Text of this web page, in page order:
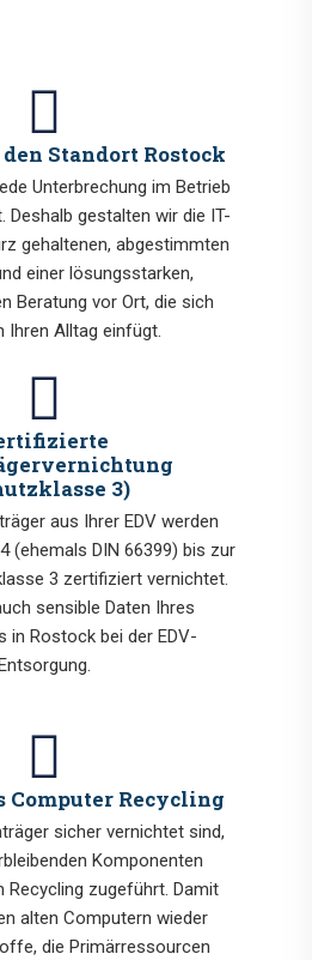
Standort Rostock
Unterbrechung im Betrieb
Deshalb gestalten wir die IT-
gehaltenen, abgestimmten
einer lösungsstarken,
Beratung vor Ort, die sich
Ihren Alltag einfügt.
3)
aus Ihrer EDV werden
(ehemals DIN 66399) bis zur
3 zertifiziert vernichtet.
sensible Daten Ihres
in Rostock bei der EDV-
Computer Recycling
sicher vernichtet sind,
Komponenten
Recycling zugeführt. Damit
alten Computern wieder
die Primärressourcen